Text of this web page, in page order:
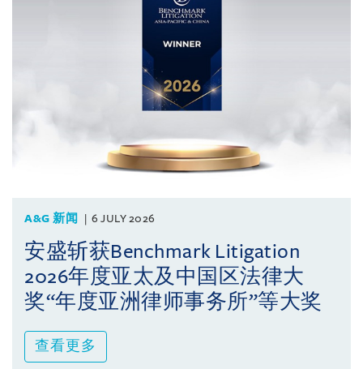
A&G 新闻 6 JULY 2026
安盛斩获Benchmark Litigation
2026年度亚太及中国区法律大
奖“年度亚洲律师事务所”等大奖
查看更多